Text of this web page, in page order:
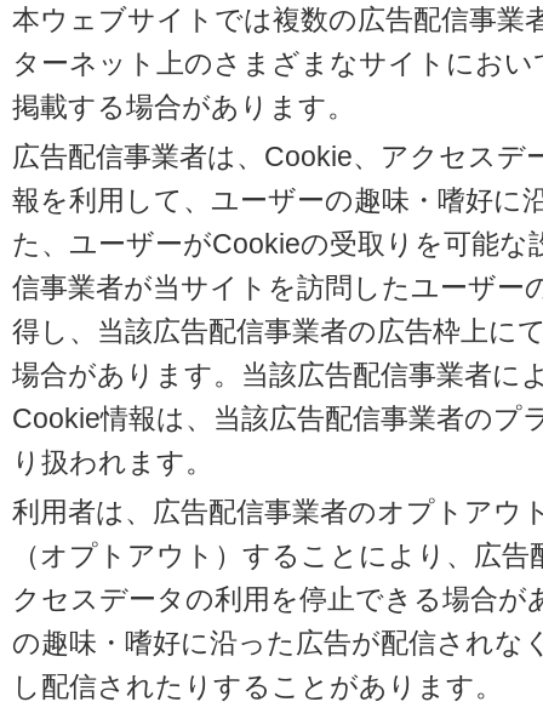
本ウェブサイトでは複数の広告配信事業
ターネット上のさまざまなサイトにお
掲載する場合があります。
広告配信事業者は、Cookie、アクセスデ
報を利用して、ユーザーの趣味・嗜好に
た、ユーザーがCookieの受取りを可能
信事業者が当サイトを訪問したユーザー
得し、当該広告配信事業者の広告枠上に
場合があります。当該広告配信事業者に
Cookie情報は、当該広告配信事業者のプ
り扱われます。
利用者は、広告配信事業者のオプトアウ
（オプトアウト）することにより、広
クセスデータの利用を停止できる場合が
の趣味・嗜好に沿った広告が配信されな
し配信されたりすることがあります。